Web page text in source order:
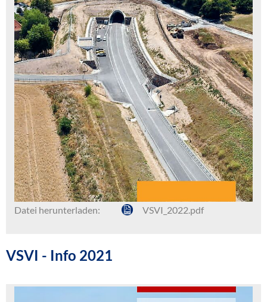
Datei herunterladen: VSVI_2022.pdf
VSVI - Info 2021